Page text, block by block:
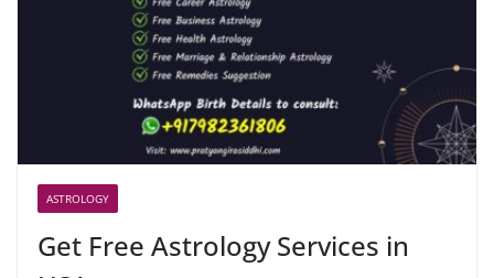
ASTROLOGY
Get Free Astrology Services in